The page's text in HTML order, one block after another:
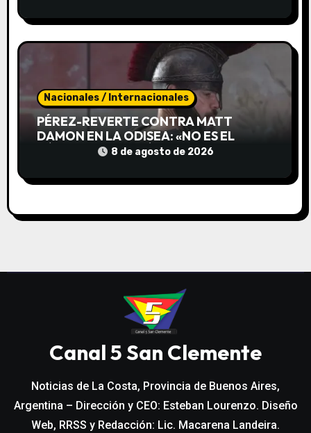
Nacionales / Internacionales
PÉREZ-REVERTE CONTRA MATT
DAMON EN LA ODISEA: «NO ES EL
HÉROE MEDITERRÁNEO QUE NOS
8 de agosto de 2026
Canal 5 San Clemente
Noticias de La Costa, Provincia de Buenos Aires,
Argentina – Dirección y CEO: Esteban Lourenzo. Diseño
Web, RRSS y Redacción: Lic. Macarena Landeira.